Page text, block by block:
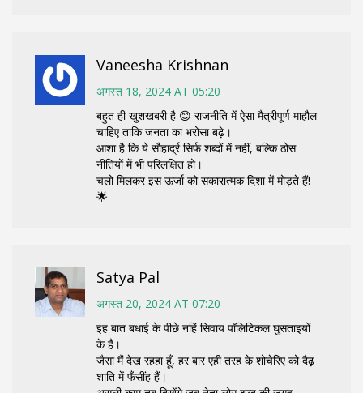
Vaneesha Krishnan
अगस्त 18, 2024 AT 05:20
बहुत ही खुशखबरी है 😊 राजनीति में ऐसा मैत्रीपूर्ण माहौल
चाहिए ताकि जनता का भरोसा बढ़े।
आशा है कि ये सौहार्द्र सिर्फ शब्दों में नहीं, बल्कि ठोस
नीतियों में भी परिलक्षित हो।
चलो मिलकर इस ऊर्जा को सकारात्मक दिशा में मोड़ते हैं!
🌟
Satya Pal
अगस्त 20, 2024 AT 07:20
इह बात बधाई के पीछे नहिं सिवाय पॉलिटिकल घुसताइयों
के है।
जैसा मैं देख रहहा हूँ, हर बार एही तरह के शोचेरिए को दैढ़
शाति में फँसींह हैं।